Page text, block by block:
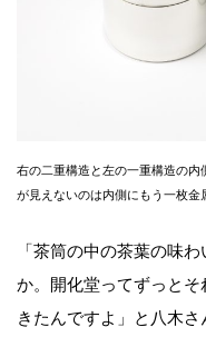
右の二重構造と左の一重構造の
が見えないのは内側にもう一枚金
「茶筒の中の茶葉の味
か。開化堂ってずっと
きたんですよ」と八木